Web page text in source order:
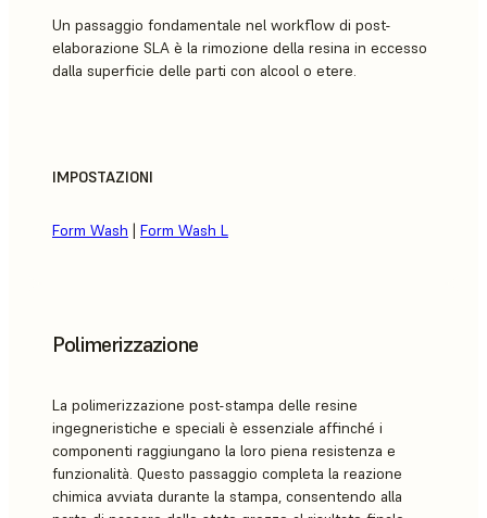
Un passaggio fondamentale nel workflow di post-
elaborazione SLA è la rimozione della resina in eccesso
dalla superficie delle parti con alcool o etere.
IMPOSTAZIONI
Form Wash | Form Wash L
Polimerizzazione
La polimerizzazione post-stampa delle resine
ingegneristiche e speciali è essenziale affinché i
componenti raggiungano la loro piena resistenza e
funzionalità. Questo passaggio completa la reazione
chimica avviata durante la stampa, consentendo alla